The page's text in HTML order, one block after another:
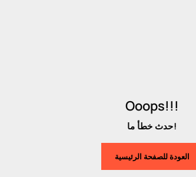
Ooops!!!
حدث خطأ ما!
العودة للصفحة الرئيسية